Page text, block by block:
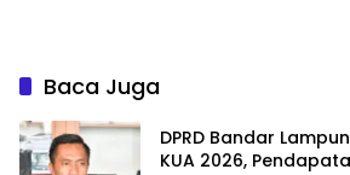
Baca Juga
DPRD Bandar
KUA 2026,